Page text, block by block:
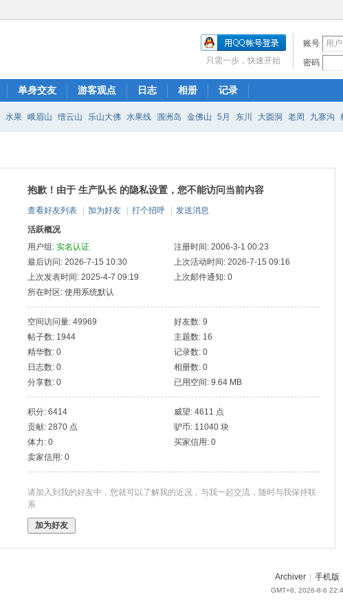
账号
密码
只需一步，快速开始
单身交友 游客观点 日志 相册 记录
水果 峨眉山 缙云山 乐山大佛 水果线 涠洲岛 金佛山 5月 东川 大圆洞 老周 九寨沟
抱歉！由于 生产队长 的隐私设置，您不能访问当前内容
查看好友列表 加为好友 打个招呼
发送消息
活跃概况
用户组: 实名认证
注册时间: 2006-3-1 00:23
最后访问: 2026-7-15 10:30
上次活动时间: 2026-7-15 09:16
上次发表时间: 2025-4-7 09:19
上次邮件通知: 0
所在时区: 使用系统默认
空间访问量: 49969
好友数: 9
帖子数: 1944
主题数: 16
精华数: 0
记录数: 0
日志数: 0
相册数: 0
分享数: 0
已用空间: 9.64 MB
积分: 6414
威望: 4611 点
贡献: 2870 点
驴币: 11040 块
体力: 0
买家信用: 0
卖家信用: 0
请加入到我的好友中，您就可以了解我的近况，与我一起交流，随时与我保持联
系
加为好友
Archiver 手机版
GMT+8, 2026-8-6